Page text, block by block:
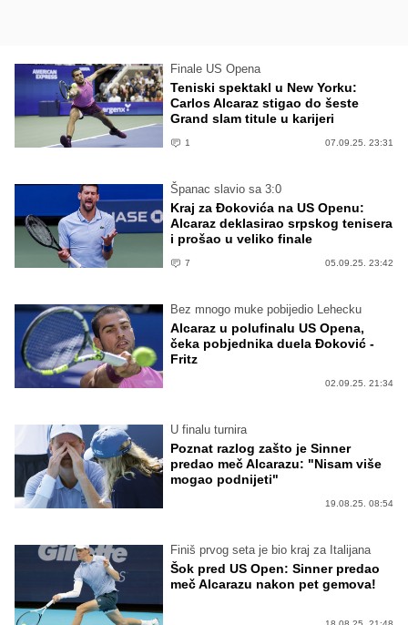
Finale US Opena
Teniski spektakl u New Yorku:
Carlos Alcaraz stigao do šeste
Grand slam titule u karijeri
1 07.09.25. 23:31
Španac slavio sa 3:0
Kraj za Đokovića na US Openu:
Alcaraz deklasirao srpskog tenisera
i prošao u veliko finale
7 05.09.25. 23:42
Bez mnogo muke pobijedio Lehecku
Alcaraz u polufinalu US Opena,
čeka pobjednika duela Đoković -
Fritz
02.09.25. 21:34
U finalu turnira
Poznat razlog zašto je Sinner
predao meč Alcarazu: "Nisam više
mogao podnijeti"
19.08.25. 08:54
Finiš prvog seta je bio kraj za Italijana
Šok pred US Open: Sinner predao
meč Alcarazu nakon pet gemova!